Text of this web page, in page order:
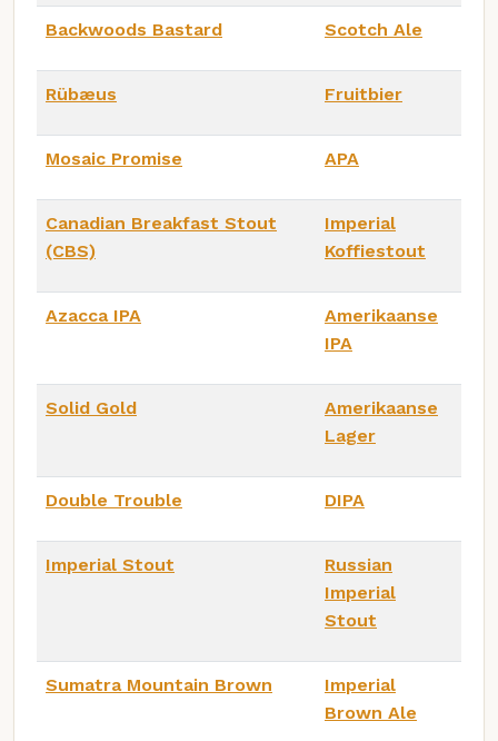
Backwoods Bastard Scotch Ale
Rübæus Fruitbier
Mosaic Promise APA
Canadian Breakfast Stout
(CBS)
Imperial
Koffiestout
Azacca IPA
Amerikaanse
IPA
Solid Gold
Amerikaanse
Lager
Double Trouble DIPA
Imperial Stout
Russian
Imperial
Stout
Sumatra Mountain Brown
Imperial
Brown Ale